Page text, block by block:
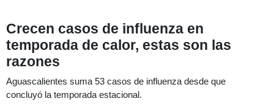
Crecen casos de influenza en
temporada de calor, estas son las
razones
Aguascalientes suma 53 casos de influenza desde que
concluyó la temporada estacional.